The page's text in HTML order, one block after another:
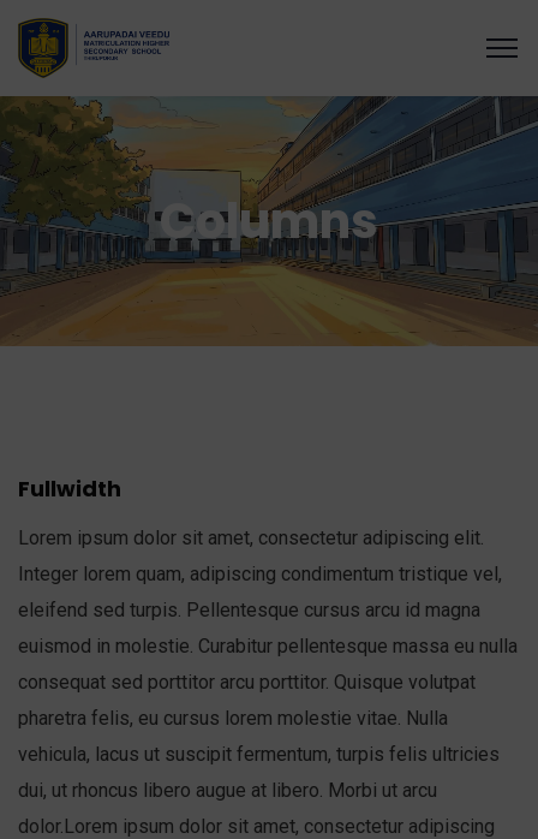
Columns
Fullwidth
Lorem ipsum dolor sit amet, consectetur adipiscing elit.
Integer lorem quam, adipiscing condimentum tristique vel,
eleifend sed turpis. Pellentesque cursus arcu id magna
euismod in molestie. Curabitur pellentesque massa eu nulla
consequat sed porttitor arcu porttitor. Quisque volutpat
pharetra felis, eu cursus lorem molestie vitae. Nulla
vehicula, lacus ut suscipit fermentum, turpis felis ultricies
dui, ut rhoncus libero augue at libero. Morbi ut arcu
dolor.Lorem ipsum dolor sit amet, consectetur adipiscing